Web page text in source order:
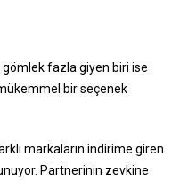
gömlek fazla giyen biri ise
bir seçenek
markaların indirime giren
Partnerinin zevkine